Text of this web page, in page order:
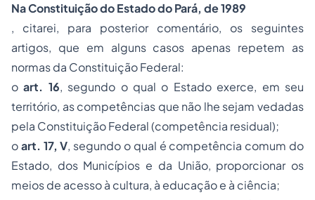
Na Constituição do Estado do Pará, de 1989
, citarei, para posterior comentário, os seguintes
artigos, que em alguns casos apenas repetem as
normas da Constituição Federal:
oart. 16, segundo o qual o Estado exerce, em seu
território, as competências que não lhe sejam vedadas
pela Constituição Federal (competência residual);
oart. 17, V, segundo o qual é competência comum do
Estado, dos Municípios e da União, proporcionar os
meios de acesso à cultura, à educação e à ciência;